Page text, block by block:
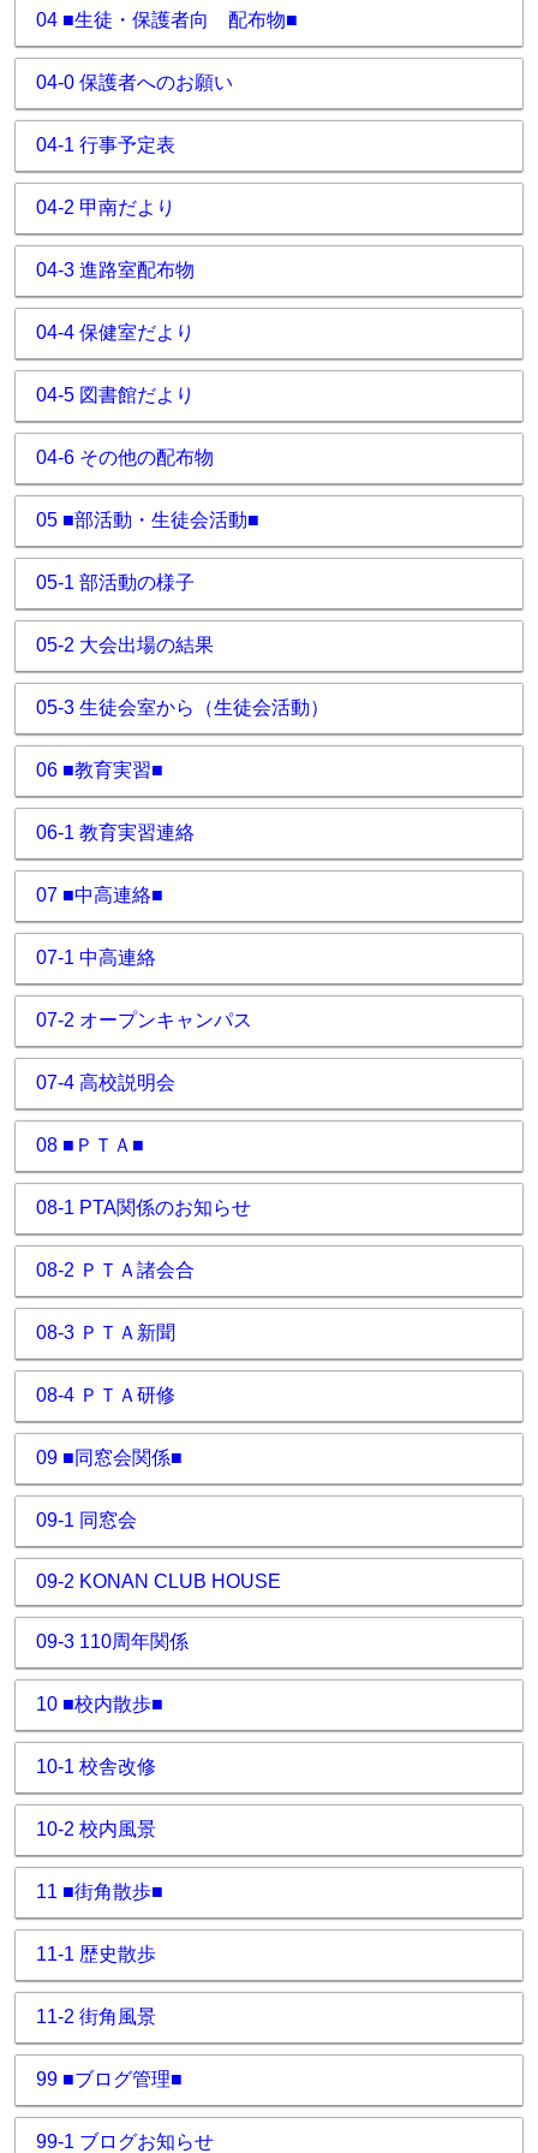
04 ■生徒・保護者向 配布物■
04-0 保護者へのお願い
04-1 行事予定表
04-2 甲南だより
04-3 進路室配布物
04-4 保健室だより
04-5 図書館だより
04-6 その他の配布物
05 ■部活動・生徒会活動■
05-1 部活動の様子
05-2 大会出場の結果
05-3 生徒会室から（生徒会活動）
06 ■教育実習■
06-1 教育実習連絡
07 ■中高連絡■
07-1 中高連絡
07-2 オープンキャンパス
07-4 高校説明会
08 ■ＰＴＡ■
08-1 PTA関係のお知らせ
08-2 ＰＴＡ諸会合
08-3 ＰＴＡ新聞
08-4 ＰＴＡ研修
09 ■同窓会関係■
09-1 同窓会
09-2 KONAN CLUB HOUSE
09-3 110周年関係
10 ■校内散歩■
10-1 校舎改修
10-2 校内風景
11 ■街角散歩■
11-1 歴史散歩
11-2 街角風景
99 ■ブログ管理■
99-1 ブログお知らせ